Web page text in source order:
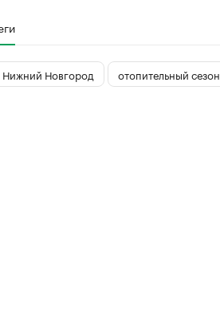
Нижний Новгород отопительный сезон